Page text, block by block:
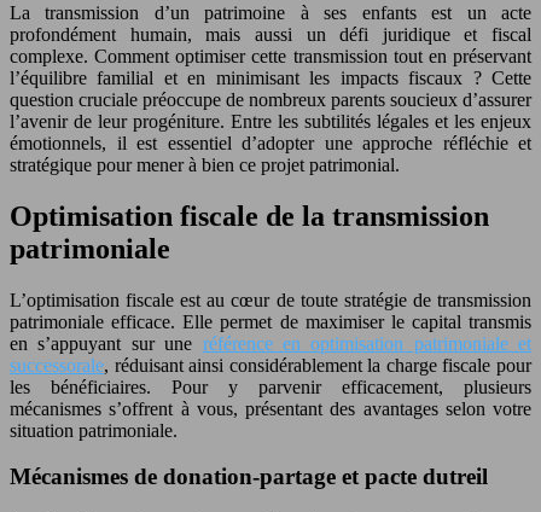
La transmission d’un patrimoine à ses enfants est un acte
profondément humain, mais aussi un défi juridique et fiscal
complexe. Comment optimiser cette transmission tout en préservant
l’équilibre familial et en minimisant les impacts fiscaux ? Cette
question cruciale préoccupe de nombreux parents soucieux d’assurer
l’avenir de leur progéniture. Entre les subtilités légales et les enjeux
émotionnels, il est essentiel d’adopter une approche réfléchie et
stratégique pour mener à bien ce projet patrimonial.
Optimisation fiscale de la transmission
patrimoniale
L’optimisation fiscale est au cœur de toute stratégie de transmission
patrimoniale efficace. Elle permet de maximiser le capital transmis
en s’appuyant sur une référence en optimisation patrimoniale et
successorale, réduisant ainsi considérablement la charge fiscale pour
les bénéficiaires. Pour y parvenir efficacement, plusieurs
mécanismes s’offrent à vous, présentant des avantages selon votre
situation patrimoniale.
Mécanismes de donation-partage et pacte dutreil